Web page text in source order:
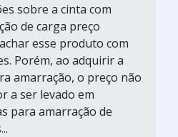
sobre a cinta com
de carga preço
esse produto com
Porém, ao adquirir a
amarração, o preço não
a ser levado em
para amarração de